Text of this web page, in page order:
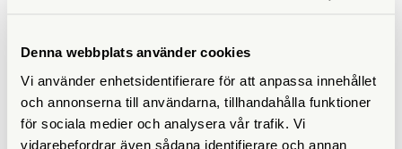
Denna webbplats använder cookies
Vi använder enhetsidentifierare för att anpassa innehållet
och annonserna till användarna, tillhandahålla funktioner
för sociala medier och analysera vår trafik. Vi
vidarebefordrar även sådana identifierare och annan
SPECIFIKATIONER